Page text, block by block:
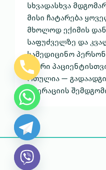
სხვადასხვა
მისი ჩატარება
მხოლოდ ექიმის
საფუძველზე და
სამედიცინო
ბევრი
რთულია —
ოპერაციის